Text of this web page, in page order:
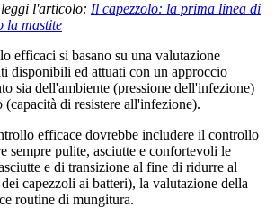
l'articolo: Il capezzolo: la prima linea di
la mastite
efficaci si basano su una valutazione
disponibili ed attuati con un approccio
sia dell'ambiente (pressione dell'infezione)
(capacità di resistere all'infezione).
efficace dovrebbe includere il controllo
sempre pulite, asciutte e confortevoli le
e di transizione al fine di ridurre al
capezzoli ai batteri), la valutazione della
routine di mungitura.